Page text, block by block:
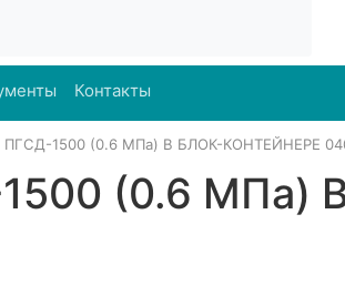
Контакты
1500 (0.6 МПа) В БЛОК-КОНТЕЙНЕРЕ
(0.6 МПа)